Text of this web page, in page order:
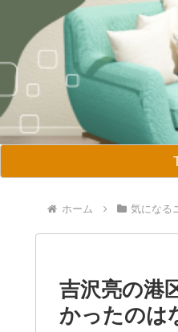
ホーム 気になる
吉沢亮の港
かったのは